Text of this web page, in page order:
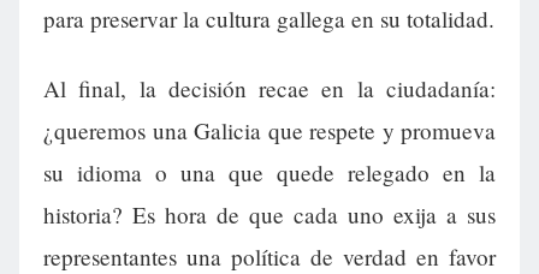
para preservar la cultura gallega en su totalidad.
Al final, la decisión recae en la ciudadanía:
¿queremos una Galicia que respete y promueva
su idioma o una que quede relegado en la
historia? Es hora de que cada uno exija a sus
representantes una política de verdad en favor